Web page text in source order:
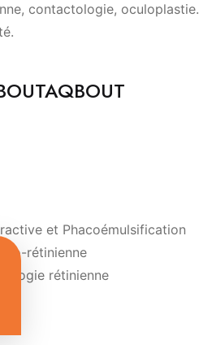
contactologie, oculoplastie.
et Phacoémulsification
rétinienne
rétinienne